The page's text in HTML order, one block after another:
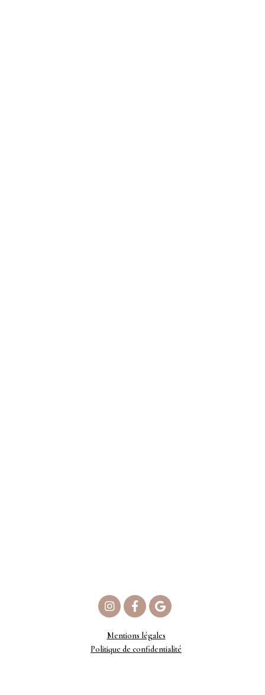
Mentions légales
Politique de confidentialité